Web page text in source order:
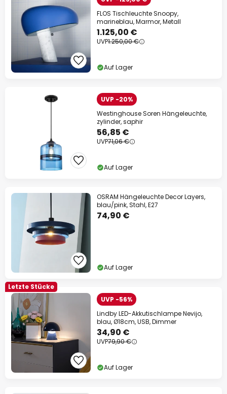
FLOS Tischleuchte Snoopy,
marineblau, Marmor, Metall
1.125,00 €
UVP1.250,00 €
Auf Lager
UVP -20%
Westinghouse Soren Hängeleuchte,
zylinder, saphir
56,85 €
UVP71,06 €
Auf Lager
OSRAM Hängeleuchte Decor Layers,
blau/pink, Stahl, E27
74,90 €
Auf Lager
Letzte Stücke
UVP -56%
Lindby LED-Akkutischlampe Nevijo,
blau, Ø18cm, USB, Dimmer
34,90 €
UVP79,90 €
Auf Lager